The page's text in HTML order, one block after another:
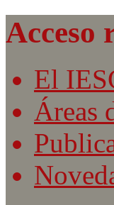
Acceso
El
Áreas